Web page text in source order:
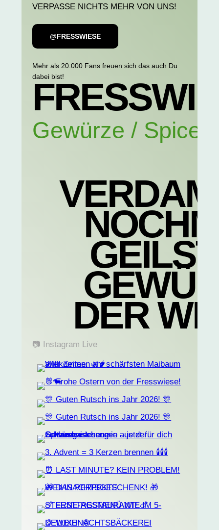
VERPASSE NICHTS MEHR VON UNS!
@FRESSWIESE
Mehr als 20.000 Fans freuen sich das auch Du
dabei bist!
Gewürze / Spices
DER
📷 Instagram Live